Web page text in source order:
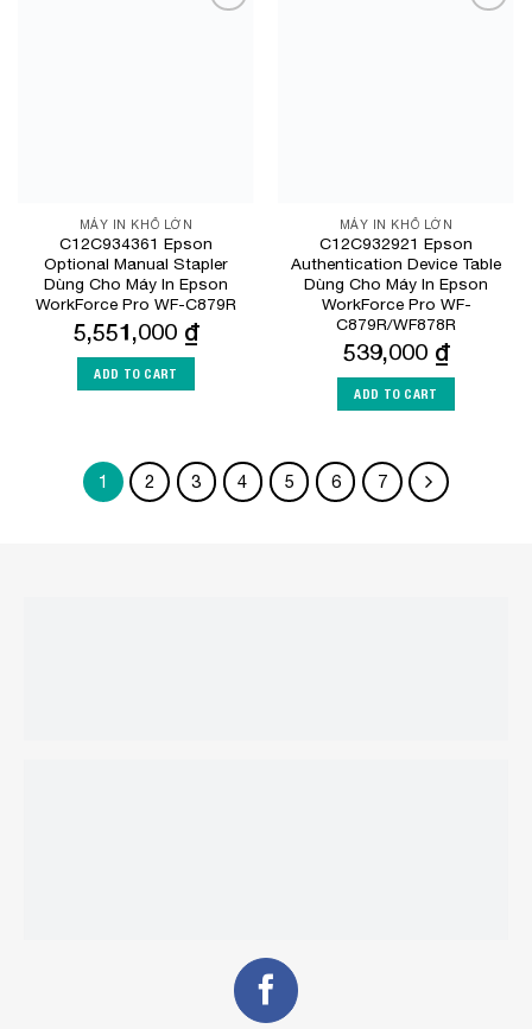
MÁY IN KHỔ LỚN
C12C934361 Epson
Optional Manual Stapler
Dùng Cho Máy In Epson
WorkForce Pro WF-C879R
5,551,000 ₫
ADD TO CART
MÁY IN KHỔ LỚN
C12C932921 Epson
Authentication Device Table
Dùng Cho Máy In Epson
WorkForce Pro WF-
C879R/WF878R
539,000 ₫
ADD TO CART
1 2 3 4 5 6 7